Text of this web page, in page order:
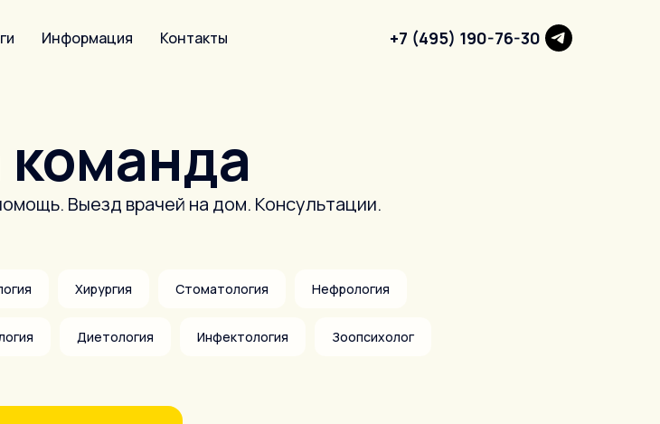
Информация Контакты +7 (495) 190-76-30
Выезд врачей на дом. Консультации.
Хирургия Стоматология Нефрология
Диетология Инфектология Зоопсихолог